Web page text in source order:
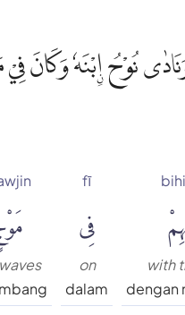
نُوْحُ ِۨابْنَهٗ وَكَانَ
with
dengan
fī
فِى
on
dalam